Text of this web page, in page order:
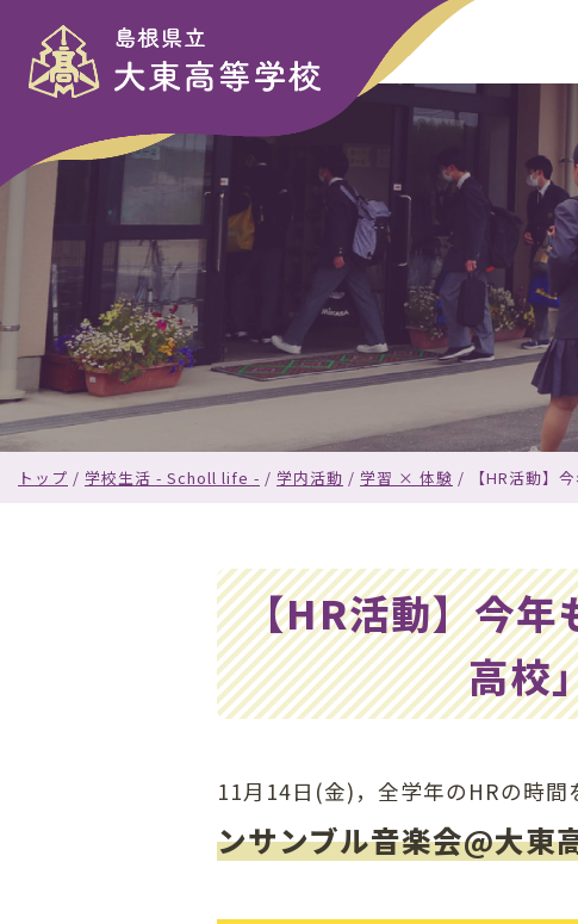
現
トップ / 学校生活 - Scholl life - / 学内活動 / 学習 × 体験 / 【HR活動】
【HR活動】今年
高校
11月14日(金)，全学年のHRの時間
ンサンブル音楽会@大東